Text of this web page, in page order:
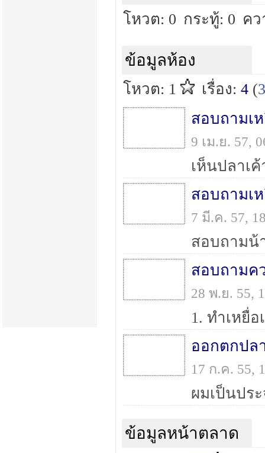
โหวต: 0 กระทู้: 0 ค
ข้อมูลห้อง
โหวต: 1 เรื่อง:4 (
สอบถามเ
9 เม.ย. 57,
สอบถามเ
7 มี.ค. 57,
28 พ.ย. 55,
ออกตกปล
17 ก.ค. 55,
ข้อมูลหน้าตลาด